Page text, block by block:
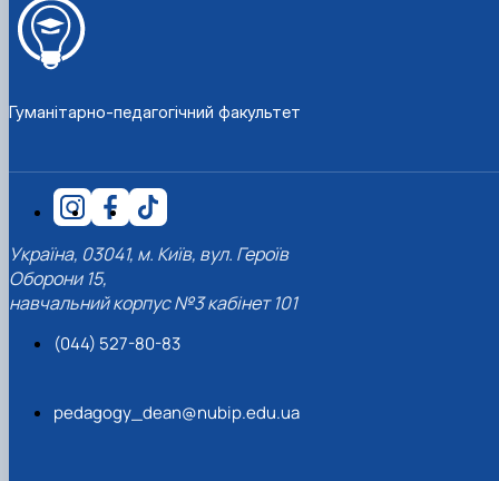
Гуманітарно-педагогічний факультет
Україна, 03041, м. Київ, вул. Героїв
Оборони 15,
навчальний корпус №3 кабінет 101
(044) 527-80-83
pedagogy_dean@nubip.edu.ua